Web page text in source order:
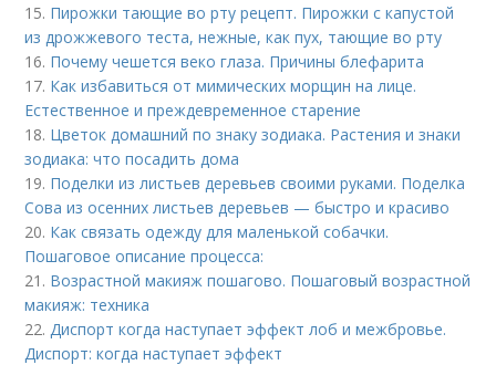
15. Пирожки тающие во рту рецепт. Пирожки с капустой
из дрожжевого теста, нежные, как пух, тающие во рту
16. Почему чешется веко глаза. Причины блефарита
17. Как избавиться от мимических морщин на лице.
Естественное и преждевременное старение
18. Цветок домашний по знаку зодиака. Растения и знаки
зодиака: что посадить дома
19. Поделки из листьев деревьев своими руками. Поделка
Сова из осенних листьев деревьев — быстро и красиво
20. Как связать одежду для маленькой собачки.
Пошаговое описание процесса:
21. Возрастной макияж пошагово. Пошаговый возрастной
макияж: техника
22.Диспорт когда наступает эффект лоб и межбровье.
Диспорт: когда наступает эффект